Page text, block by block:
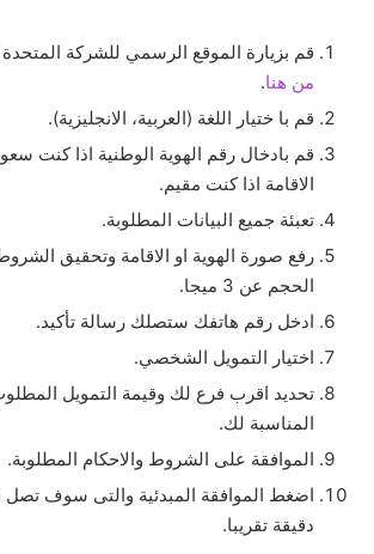
قم بزيارة الموقع الرسمي للشركة المتحدة
من هنا.
قم با ختيار اللغة (العربية، الانجليزية).
قم بادخال رقم الهوية الوطنية اذا كنت
الاقامة اذا كنت مقيم.
تعبئة جميع البيانات المطلوبة.
رفع صورة الهوية او الاقامة وتحقيق الشروط
الحجم عن 3 ميجا.
ادخل رقم هاتفك ستصلك رسالة تأكيد.
اختيار التمويل الشخصي.
تحديد اقرب فرع لك وقيمة التمويل
المناسبة لك.
الموافقة على الشروط والاحكام المطلوبة.
دقيقة تقريبا.